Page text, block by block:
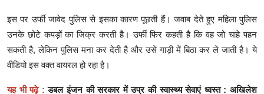
इस पर उर्फी जावेद पुलिस से इसका कारण पूछती हैं। जवाब देते हुए महिला पुलिस
उनके छोटे कपड़ों का जिक्र करती है। उर्फी फिर कहती है कि वह जो चाहे पहन
सकती है, लेकिन पुलिस मना कर देती है और उसे गाड़ी में बिठा कर ले जाती है। ये
वीडियो इस वक्त वायरल हो रहा है।
यह भी पढ़े : डबल इंजन की सरकार में उप्र की स्वास्थ्य सेवाएं ध्वस्त : अखिलेश